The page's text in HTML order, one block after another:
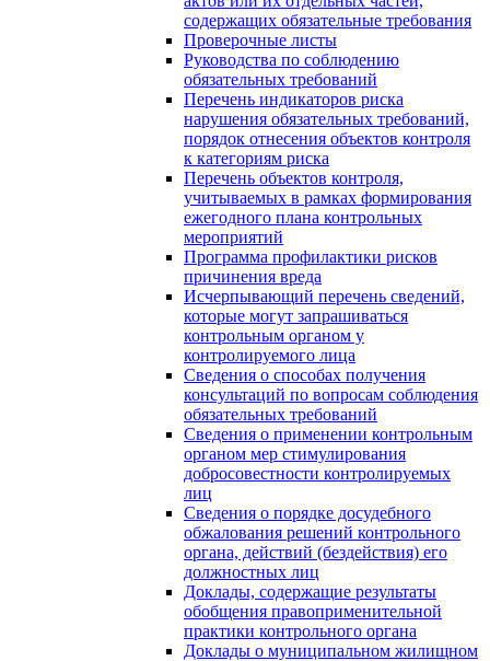
содержащих обязательные требования
Проверочные листы
Руководства по соблюдению
обязательных требований
Перечень индикаторов риска
нарушения обязательных требований,
порядок отнесения объектов контроля
к категориям риска
Перечень объектов контроля,
учитываемых в рамках формирования
ежегодного плана контрольных
мероприятий
Программа профилактики рисков
причинения вреда
Исчерпывающий перечень сведений,
которые могут запрашиваться
контрольным органом у
контролируемого лица
Сведения о способах получения
консультаций по вопросам соблюдения
обязательных требований
Сведения о применении контрольным
органом мер стимулирования
добросовестности контролируемых
лиц
Сведения о порядке досудебного
обжалования решений контрольного
органа, действий (бездействия) его
должностных лиц
Доклады, содержащие результаты
обобщения правоприменительной
практики контрольного органа
Доклады о муниципальном жилищном